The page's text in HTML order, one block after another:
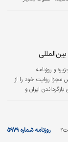
داشت - و بسیاری از
عثمانی و چینگ قرار
و استعمار‌زدایی
و روزنامه
مجزا روایت خود را از
ایران و
و تا نزدیک‌‌های صبح
مجموعه‌‌ای از تحرکات
روزنامه شماره ۵۹۷۹